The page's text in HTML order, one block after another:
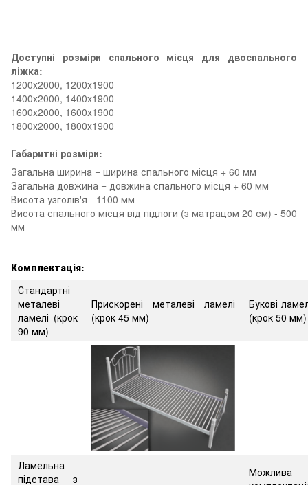
Доступні розміри спального місця для двоспального
ліжка:
1200х2000, 1200х1900
1400х2000, 1400х1900
1600х2000, 1600х1900
1800х2000, 1800х1900
Габаритні розміри:
Загальна ширина = ширина спального місця + 60 мм
Загальна довжина = довжина спального місця + 60 мм
Висота узголів'я - 1100 мм
Висота спального місця від підлоги (з матрацом 20 см) - 500
мм
Комплектація:
Стандартні
металеві
ламелі (крок
90 мм)
Прискорені металеві ламелі
(крок 45 мм)
Букові
(крок 50 мм)
Ламельна
підстава з
Можлива